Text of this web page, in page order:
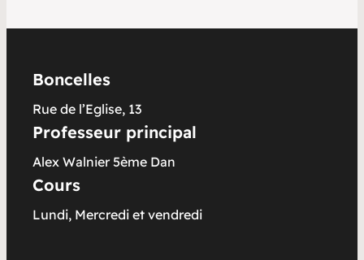
Boncelles
Rue de l’Eglise, 13
Professeur principal
Alex Walnier 5ème Dan
Cours
Lundi, Mercredi et vendredi